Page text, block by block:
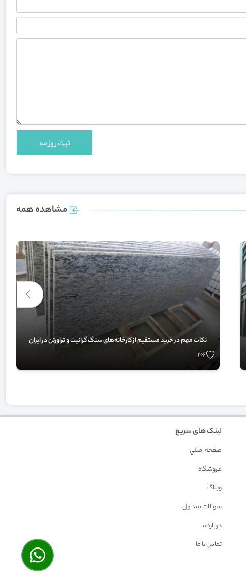
مشاهده همه
نکات مهم در خرید مستقیم از کارخانه‌های سنگ گرانیت و تراورتن در ایران
206
لینک های سریع
صفحه اصلي
فروشگاه
وبلاگ
سوالات متداول
درباره ما
تماس با ما